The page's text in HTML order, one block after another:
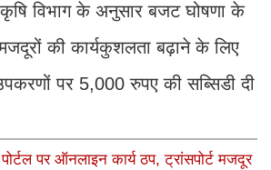
विभाग के अनुसार बजट घोषणा के
की कार्यकुशलता बढ़ाने के लिए
पर 5,000 रुपए की सब्सिडी दी
पर ऑनलाइन कार्य ठप, ट्रांसपोर्ट मजदूर